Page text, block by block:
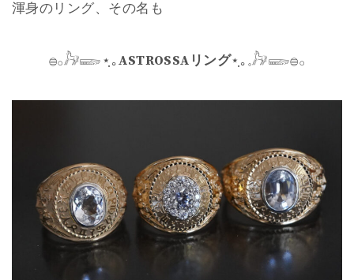
渾身のリング、その名も
𓐍𓂂𓃗𓆃⋆ฺ｡ASTROSSAリング⋆ฺ｡𓈒𓃗𓆃𓐍𓂂